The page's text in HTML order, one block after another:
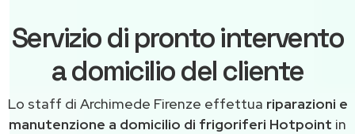
Servizio di pronto intervento
a domicilio del cliente
Lo staff di Archimede Firenze effettua riparazioni e
manutenzione a domicilio di frigoriferi Hotpoint in